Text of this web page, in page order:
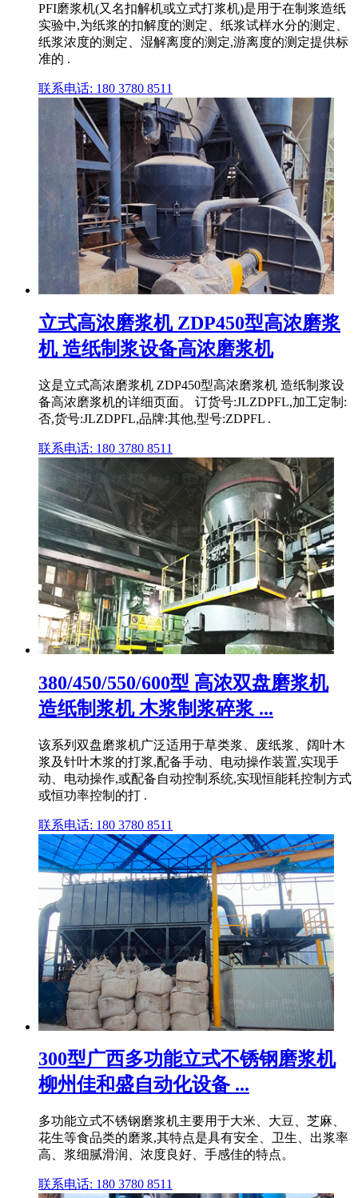
PFI磨浆机(又名扣解机或立式打浆机)是用于在制浆造纸
实验中,为纸浆的扣解度的测定、纸浆试样水分的测定、
纸浆浓度的测定、湿解离度的测定,游离度的测定提供标
准的 .
联系电话: 180 3780 8511
立式高浓磨浆机 ZDP450型高浓磨浆
机 造纸制浆设备高浓磨浆机
这是立式高浓磨浆机 ZDP450型高浓磨浆机 造纸制浆设
备高浓磨浆机的详细页面。 订货号:JLZDPFL,加工定制:
否,货号:JLZDPFL,品牌:其他,型号:ZDPFL .
联系电话: 180 3780 8511
380/450/550/600型 高浓双盘磨浆机
造纸制浆机 木浆制浆碎浆 ...
该系列双盘磨浆机广泛适用于草类浆、废纸浆、阔叶木
浆及针叶木浆的打浆,配备手动、电动操作装置,实现手
动、电动操作,或配备自动控制系统,实现恒能耗控制方式
或恒功率控制的打 .
联系电话: 180 3780 8511
300型广西多功能立式不锈钢磨浆机
柳州佳和盛自动化设备 ...
多功能立式不锈钢磨浆机主要用于大米、大豆、芝麻、
花生等食品类的磨浆,其特点是具有安全、卫生、出浆率
高、浆细腻滑润、浓度良好、手感佳的特点。
联系电话: 180 3780 8511